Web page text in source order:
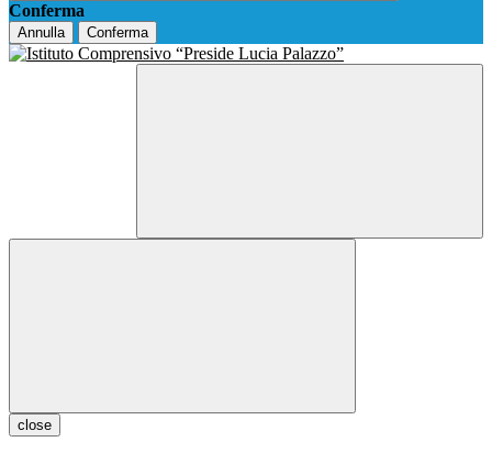
Conferma
Annulla Conferma
close